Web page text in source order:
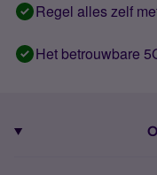
Regel alles zelf
Het betrouwbare